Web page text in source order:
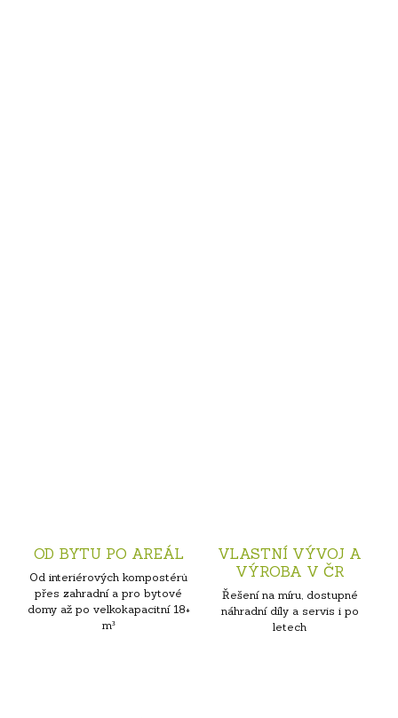
OD BYTU PO AREÁL
Od interiérových kompostérů
přes zahradní a pro bytové
domy až po velkokapacitní 18+
m³
VLASTNÍ VÝVOJ A
VÝROBA V ČR
Řešení na míru, dostupné
náhradní díly a servis i po
letech